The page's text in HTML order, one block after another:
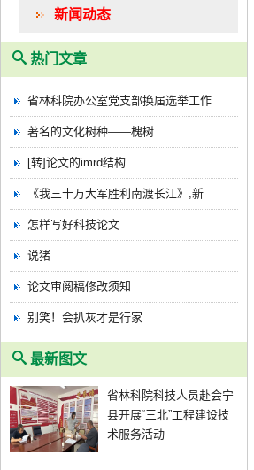
新闻动态
热门文章
省林科院办公室党支部换届选举工作
著名的文化树种——槐树
[转]论文的imrd结构
《我三十万大军胜利南渡长江》,新
怎样写好科技论文
说猪
论文审阅稿修改须知
别笑！会扒灰才是行家
最新图文
省林科院科技人员赴会宁
县开展“三北”工程建设技
术服务活动